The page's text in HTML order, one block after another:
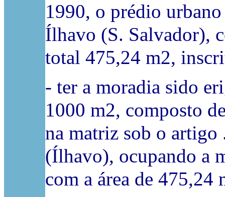
1990, o prédio
Ílhavo (S. Salvador),
total 475,24 m2,
- ter a moradia sido
1000 m2, composto
na matriz sob o artigo
(Ílhavo), ocupando a
com a área de 475,24